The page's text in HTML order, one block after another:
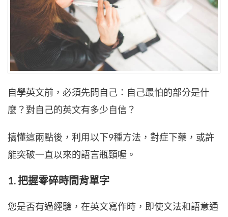
自學英文前，必須先問自己：自己最怕的部分是什
麼？對自己的英文有多少自信？
搞懂這兩點後，利用以下9種方法，對症下藥，或許
能突破一直以來的語言瓶頸喔。
1. 把握零碎時間背單字
您是否有過經驗，在英文寫作時，即使文法和語意通